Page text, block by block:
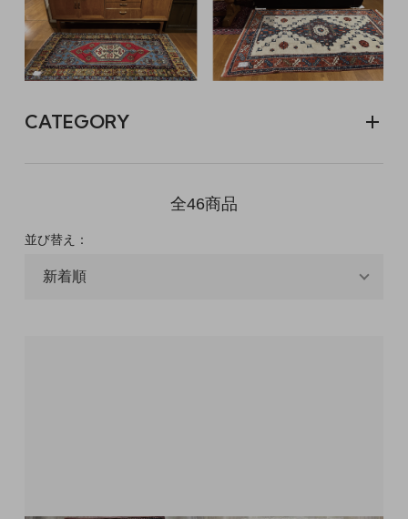
CATEGORY
全46商品
並び替え：